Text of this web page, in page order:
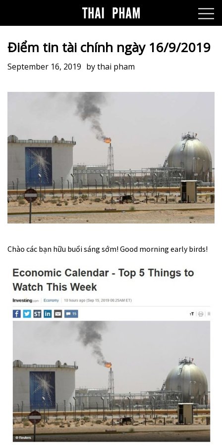
Điểm tin tài chính ngày 16/9/2019
September 16, 2019 bythai pham
Chào các bạn hữu buổi sáng sớm! Good morning early birds!